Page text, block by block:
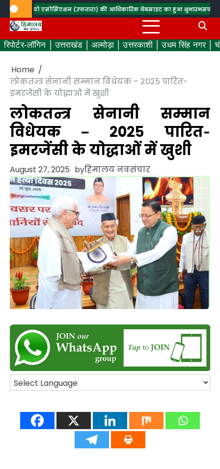
Skip
to
content
एसोसिएशन (उफतारा) की आधिकारिक वेबसाइट का हुआ शुभारंभसघन वृक्षारोपण
रिपोर्टर-लॉगिन उत्तराखंड अल्मोड़ा उत्तरकाशी उधम सिंह नगर
Home
लोकतन्त्र सेनानी सम्मान विधेयक – २०२५ पारित-
इमरजेंसी के योद्धाओं में खुशी
लोकतन्त्र सेनानी सम्मान
विधेयक – २०२५ पारित-
इमरजेंसी के योद्धाओं में खुशी
August 27, 2025 byहिमालय नवसंचार